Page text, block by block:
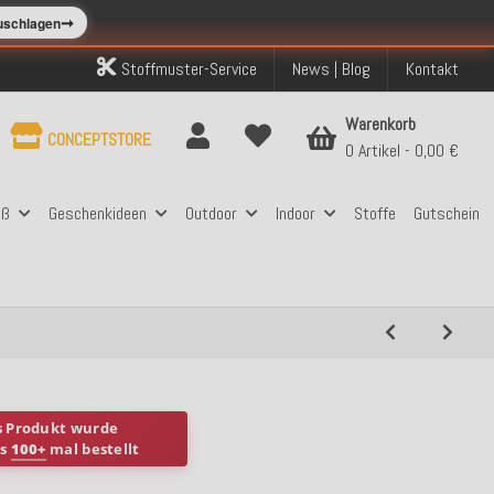
➞
Stoffmuster-Service News | Blog Kontakt
Geschenkideen Outdoor Indoor Stoffe Gutschein
CONCEPTSTORE
Warenkorb
0 Artikel
0,00 €
Produkt wurde
100+ mal bestellt